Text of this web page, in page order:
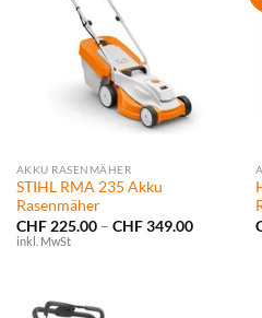
AKKU RASENMÄHER
STIHL RMA 235 Akku
Rasenmäher
CHF225.00 – CHF349.00
inkl. MwSt